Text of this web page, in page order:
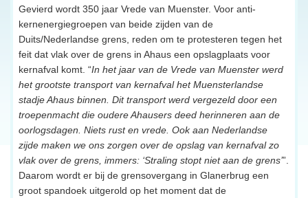
Gevierd wordt 350 jaar Vrede van Muenster. Voor anti-
kernenergiegroepen van beide zijden van de
Duits/Nederlandse grens, reden om te protesteren tegen het
feit dat vlak over de grens in Ahaus een opslagplaats voor
kernafval komt. “In het jaar van de Vrede van Muenster werd
het grootste transport van kernafval het Muensterlandse
stadje Ahaus binnen. Dit transport werd vergezeld door een
troepenmacht die oudere Ahausers deed herinneren aan de
oorlogsdagen. Niets rust en vrede. Ook aan Nederlandse
zijde maken we ons zorgen over de opslag van kernafval zo
vlak over de grens, immers: ‘Straling stopt niet aan de grens’”.
Daarom wordt er bij de grensovergang in Glanerbrug een
groot spandoek uitgerold op het moment dat de